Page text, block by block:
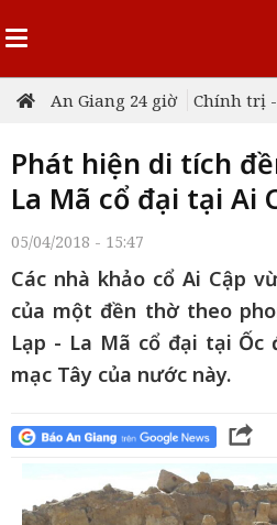
An Giang 24 giờ Chính trị
Phát hiện di tích
La Mã cổ đại tại Ai
05/04/2018 - 15:47
Các nhà khảo cổ Ai Cập
của một đền thờ theo
Lạp - La Mã cổ đại tại Ốc
mạc Tây của nước này.